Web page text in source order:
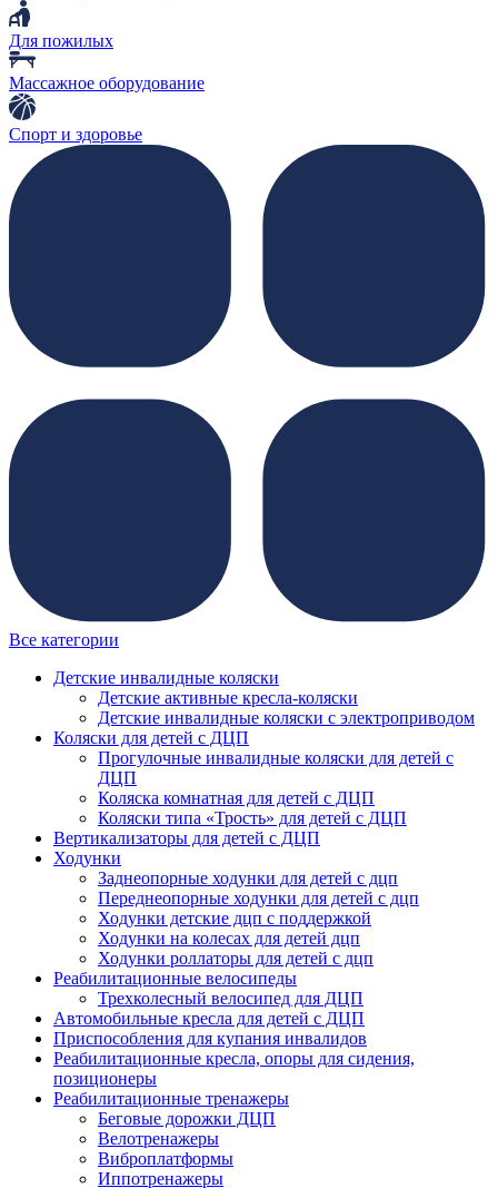
Для пожилых
Массажное оборудование
Спорт и здоровье
Все категории
Детские инвалидные коляски
Детские активные кресла-коляски
Детские инвалидные коляски с электроприводом
Коляски для детей с ДЦП
Прогулочные инвалидные коляски для детей с
ДЦП
Коляска комнатная для детей с ДЦП
Коляски типа «Трость» для детей с ДЦП
Вертикализаторы для детей с ДЦП
Ходунки
Заднеопорные ходунки для детей с дцп
Переднеопорные ходунки для детей с дцп
Ходунки детские дцп с поддержкой
Ходунки на колесах для детей дцп
Ходунки роллаторы для детей с дцп
Реабилитационные велосипеды
Трехколесный велосипед для ДЦП
Автомобильные кресла для детей с ДЦП
Приспособления для купания инвалидов
Реабилитационные кресла, опоры для сидения,
позиционеры
Реабилитационные тренажеры
Беговые дорожки ДЦП
Велотренажеры
Виброплатформы
Иппотренажеры